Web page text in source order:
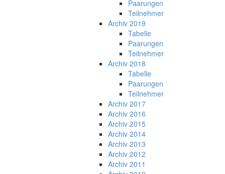
Paarungen
Teilnehmer
Archiv 2019
Tabelle
Paarungen
Teilnehmer
Archiv 2018
Tabelle
Paarungen
Teilnehmer
Archiv 2017
Archiv 2016
Archiv 2015
Archiv 2014
Archiv 2013
Archiv 2012
Archiv 2011